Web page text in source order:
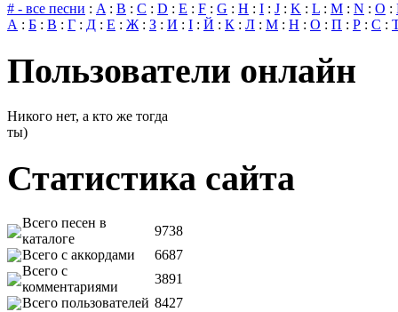
# - все песни : A: B : C : D : E : F : G : H : I : J : K : L : M : N : O :
А : Б : В : Г : Д : Е : Ж: З : И : І : Й : К : Л : М : Н : О : П : Р : С :
Пользователи онлайн
Никого нет, а кто же тогда
ты)
Статистика сайта
Всего песен в
каталоге
9738
Всего с аккордами
6687
Всего с
комментариями
3891
Всего пользователей 8427